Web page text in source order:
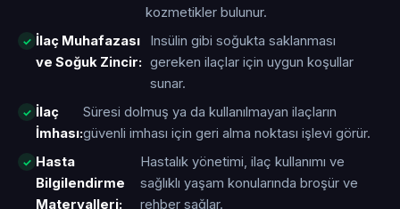
kozmetikler bulunur.
İlaç Muhafazası
ve Soğuk Zincir:
Insülin gibi soğukta saklanması
gereken ilaçlar için uygun koşullar
sunar.
İlaç
İmhası:
Süresi dolmuş ya da kullanılmayan ilaçların
güvenli imhası için geri alma noktası işlevi görür.
Hasta
Bilgilendirme
Materyalleri:
Hastalık yönetimi, ilaç kullanımı ve
sağlıklı yaşam konularında broşür ve
rehber sağlar.